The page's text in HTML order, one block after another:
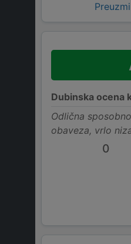
Dubinska ocena
Odlična
obaveza, vrlo
0